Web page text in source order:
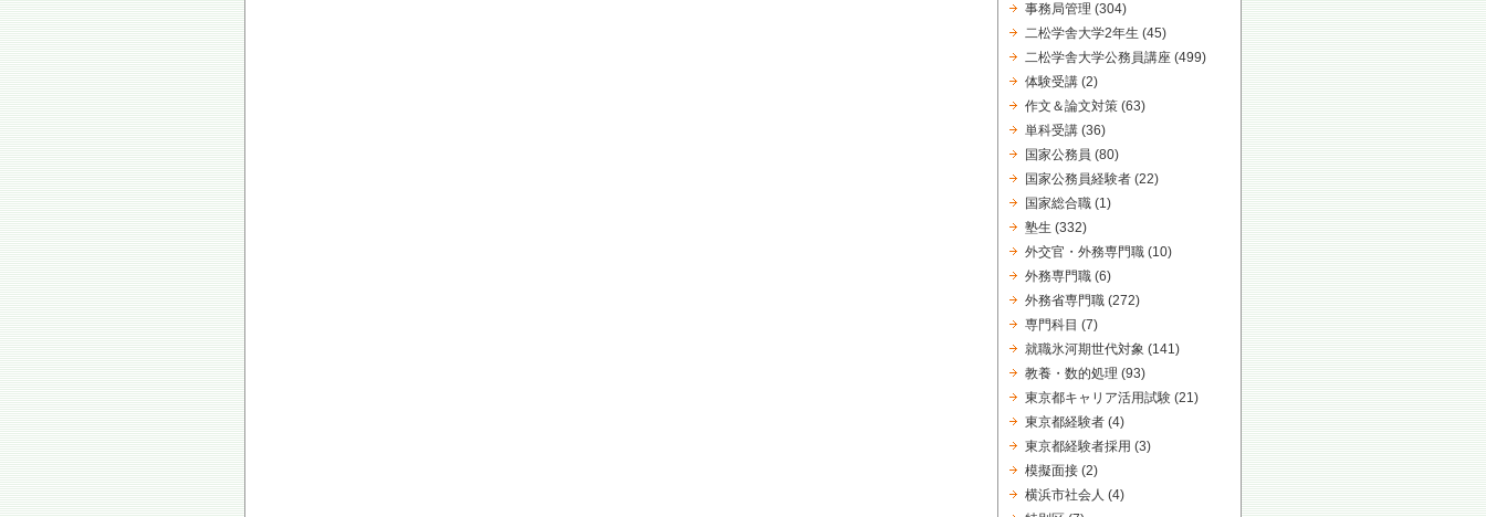
事務局管理 (304)
二松学舎大学2年生 (45)
二松学舎大学公務員講座 (499)
体験受講 (2)
作文＆論文対策 (63)
単科受講 (36)
国家公務員 (80)
国家公務員経験者 (22)
国家総合職 (1)
塾生 (332)
外交官・外務専門職 (10)
外務専門職 (6)
外務省専門職 (272)
専門科目 (7)
就職氷河期世代対象 (141)
教養・数的処理 (93)
東京都キャリア活用試験 (21)
東京都経験者 (4)
東京都経験者採用 (3)
模擬面接 (2)
横浜市社会人 (4)